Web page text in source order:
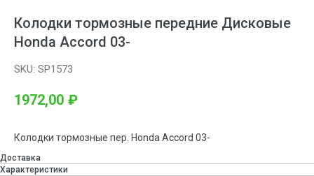
Колодки тормозные передние Дисковые
Honda Accord 03-
SKU: SP1573
1972,00 ₽
Колодки тормозные пер. Honda Accord 03-
Доставка
Характеристики